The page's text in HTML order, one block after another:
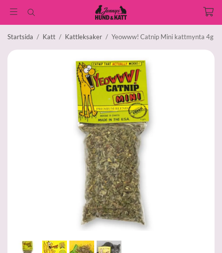
Startsida / Katt / Kattleksaker / Yeowww! Catnip Mini kattmynta 4g